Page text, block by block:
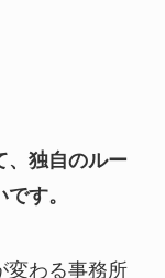
、独自のルー
す。
変わる事務所